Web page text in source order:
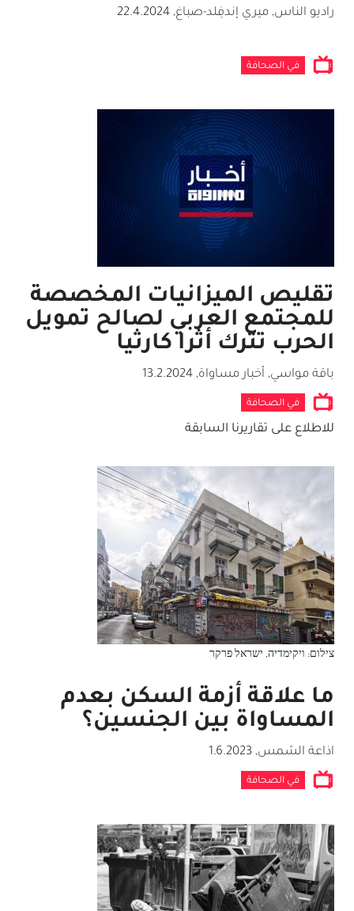
راديو الناس, ميري إندفِلد-صباغ,
22.4.2024
في الصحافة
تقليص الميزانيات المخصصة
للمجتمع العربي لصالح تمويل
الحرب تترك أثرا كارثيا
باقة مواسي, أخبار مساواة,
13.2.2024
في الصحافة
للاطلاع على تقاريرنا السابقة
צילום: ויקימדיה, ישראל פרקר
ما علاقة أزمة السكن بعدم
المساواة بين الجنسين؟
اذاعة الشمس,
1.6.2023
في الصحافة